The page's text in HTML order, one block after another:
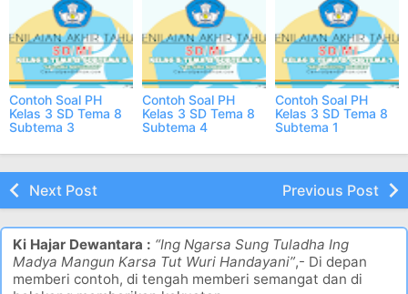
Contoh Soal PH
Kelas 3 SD Tema 8
Subtema 3
Contoh Soal PH
Kelas 3 SD Tema 8
Subtema 4
Contoh Soal PH
Kelas 3 SD Tema 8
Subtema 1
Next Post Previous Post
Ki Hajar Dewantara : “Ing Ngarsa Sung Tuladha Ing
Madya Mangun Karsa Tut Wuri Handayani”,- Di depan
memberi contoh, di tengah memberi semangat dan di